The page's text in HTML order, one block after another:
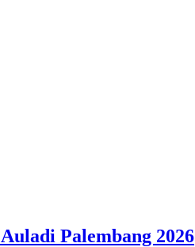
Palembang 2026